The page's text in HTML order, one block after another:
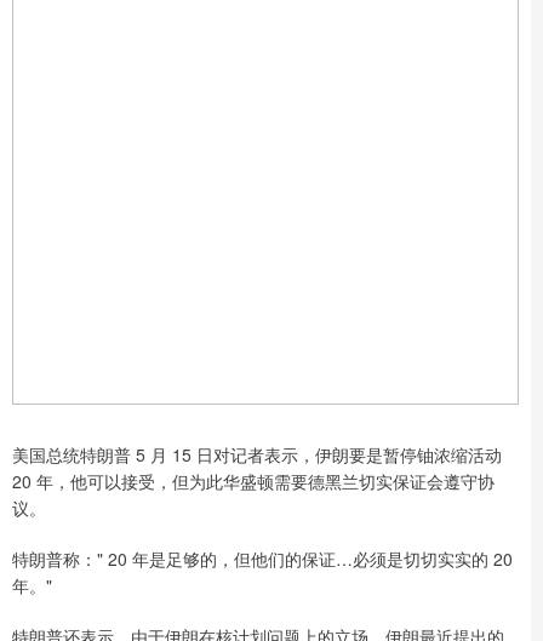
美国总统特朗普 5 月 15 日对记者表示，伊朗要是暂停铀浓缩活动
20 年，他可以接受，但为此华盛顿需要德黑兰切实保证会遵守协
议。
特朗普称：" 20 年是足够的，但他们的保证…必须是切切实实的 20
年。"